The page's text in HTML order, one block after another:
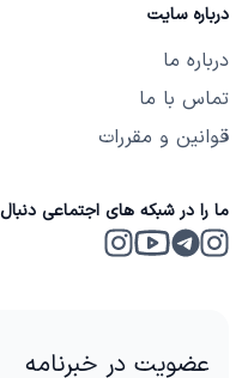
درباره سایت
درباره ما
تماس با ما
قوانین و مقررات
ما را در شبکه های اجتماعی
عضویت در خبرنامه